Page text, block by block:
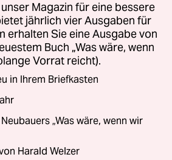
Magazin für eine bessere
jährlich vier Ausgaben für
erhalten Sie eine Ausgabe von
Buch „Was wäre, wenn
Vorrat reicht).
in Ihrem Briefkasten
„Was wäre, wenn wir
Harald Welzer